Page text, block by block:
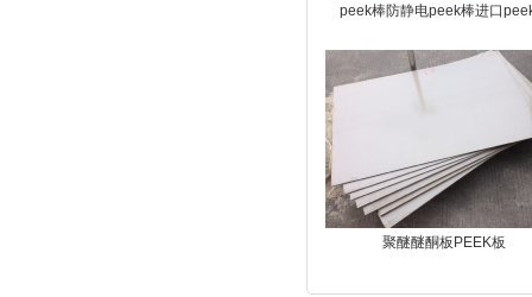
peek棒防静电peek棒进口
聚醚醚酮板PEEK板